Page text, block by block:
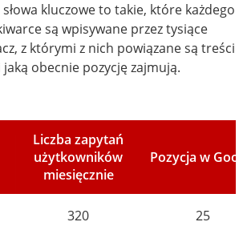
kluczowe to takie, które każdego
są wpisywane przez tysiące
z którymi z nich powiązane są treści
obecnie pozycję zajmują.
Liczba zapytań
użytkowników
miesięcznie
Pozycja w
320 25